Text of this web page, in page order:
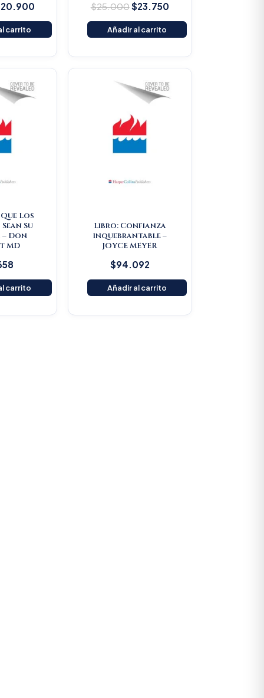
20.900
carrito
$25.000$23.750
Añadir al carrito
Los
Su
Don
MD
carrito
Libro: Confianza
inquebrantable –
JOYCE MEYER
$94.092
Añadir al carrito